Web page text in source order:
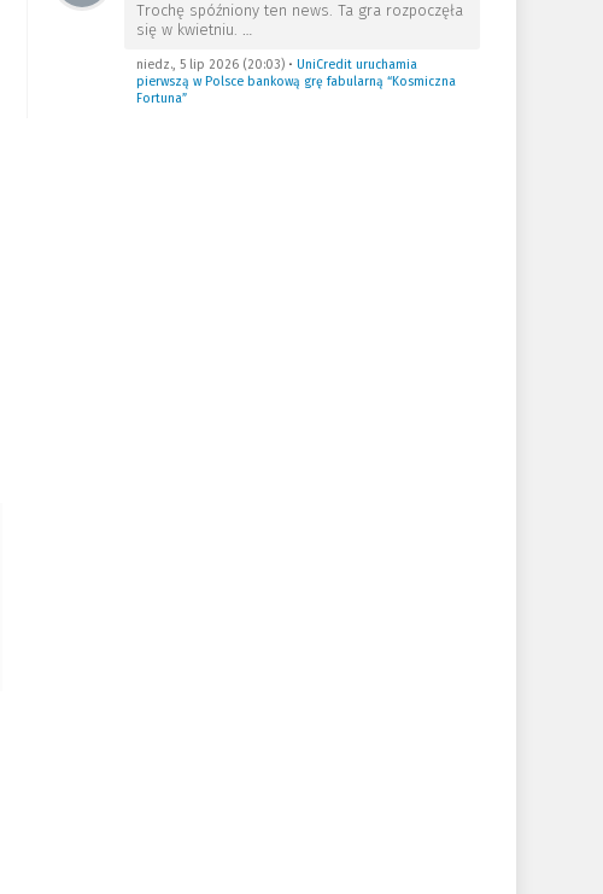
Trochę spóźniony ten news. Ta gra rozpoczęła
się w kwietniu. …
niedz., 5 lip 2026 (20:03)• UniCredit uruchamia
pierwszą w Polsce bankową grę fabularną “Kosmiczna
Fortuna”